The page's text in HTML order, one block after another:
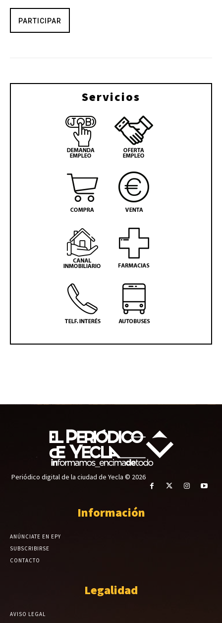
PARTICIPAR
Servicios
Periódico digital de la ciudad de Yecla © 2026
Información
ANÚNCIATE EN EPY
SUBSCRIBIRSE
CONTACTO
Legalidad
AVISO LEGAL